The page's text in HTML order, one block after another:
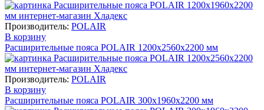
Производитель: POLAIR
В корзину
Расширительные пояса POLAIR 1200х2560х2200 мм
Производитель: POLAIR
В корзину
Расширительные пояса POLAIR 300х1960х2200 мм